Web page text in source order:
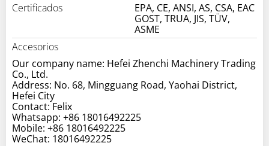
Certificados
EPA, CE, ANSI, AS, CSA, EAC
GOST, TRUA, JIS, TÜV,
ASME
Accesorios
Our company name: Hefei Zhenchi Machinery Trading
Co., Ltd.
Address: No. 68, Mingguang Road, Yaohai District,
Hefei City
Contact: Felix
Whatsapp: +86 18016492225
Mobile: +86 18016492225
WeChat: 18016492225